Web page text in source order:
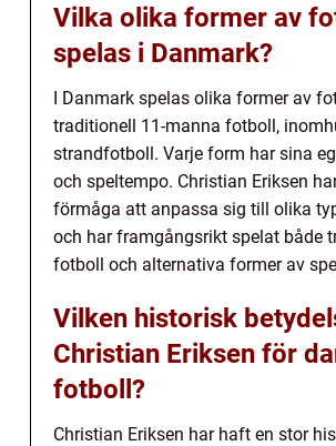
Vilka olika former av
spelas i Danmark?
I Danmark spelas olika former av
traditionell 11-manna fotboll,
strandfotboll. Varje form har sina
och speltempo. Christian Eriksen
förmåga att anpassa sig till olika
och har framgångsrikt spelat både
fotboll och alternativa former av
Vilken historisk
Christian Eriksen för
fotboll?
Christian Eriksen har haft en stor